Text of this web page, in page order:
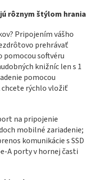
rôznym štýlom hrania
Pripojením vášho
prehrávať
pomocou softvéru
knižníc len s 1
pomocou
rýchlo vložiť
na pripojenie
mobilné zariadenie;
komunikácie s SSD
A porty v hornej časti